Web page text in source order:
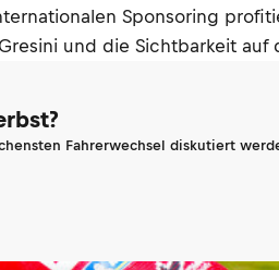
Sponsoring
und die Sichtbarkeit
Fahrerwechsel diskutiert